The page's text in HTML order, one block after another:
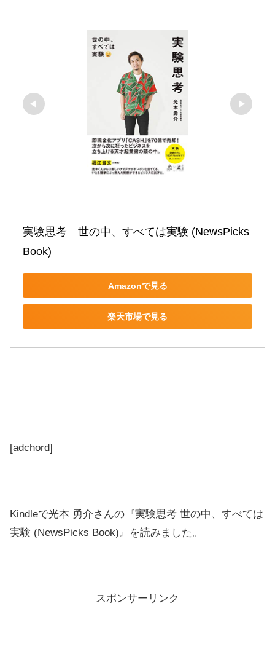
実験思考　世の中、すべては実験 (NewsPicks
Book)
Amazonで見る
楽天市場で見る
[adchord]
Kindleで光本 勇介さんの『実験思考 世の中、すべては
実験 (NewsPicks Book)』を読みました。
スポンサーリンク